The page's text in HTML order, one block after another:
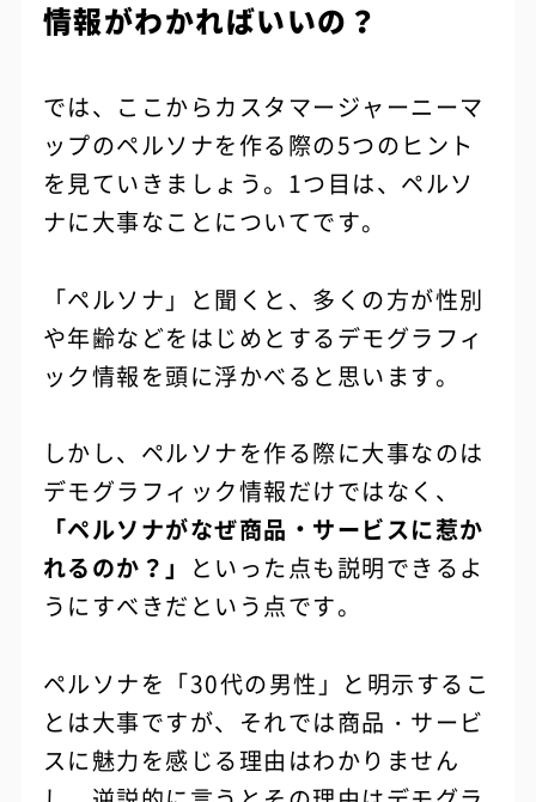
情報がわかればいいの？
では、ここからカスタマージャーニーマ
ップのペルソナを作る際の5つのヒント
を見ていきましょう。1つ目は、ペルソ
ナに大事なことについてです。
「ペルソナ」と聞くと、多くの方が性別
や年齢などをはじめとするデモグラフィ
ック情報を頭に浮かべると思います。
しかし、ペルソナを作る際に大事なのは
デモグラフィック情報だけではなく、
「ペルソナがなぜ商品・サービスに惹か
れるのか？」
といった点も説明できるよ
うにすべきだという点です。
ペルソナを「30代の男性」と明示するこ
とは大事ですが、それでは商品・サービ
スに魅力を感じる理由はわかりません